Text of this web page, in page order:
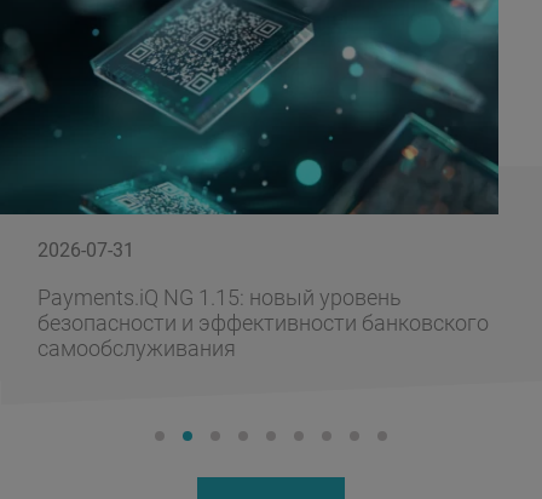
2026-07-31
Payments.iQ NG 1.15: новый уровень
безопасности и эффективности банковского
самообслуживания